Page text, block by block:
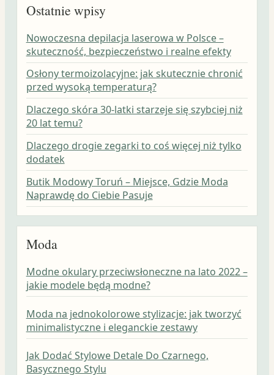
Ostatnie wpisy
Nowoczesna depilacja laserowa w Polsce –
skuteczność, bezpieczeństwo i realne efekty
Osłony termoizolacyjne: jak skutecznie chronić
przed wysoką temperaturą?
Dlaczego skóra 30-latki starzeje się szybciej niż
20 lat temu?
Dlaczego drogie zegarki to coś więcej niż tylko
dodatek
Butik Modowy Toruń – Miejsce, Gdzie Moda
Naprawdę do Ciebie Pasuje
Moda
Modne okulary przeciwsłoneczne na lato 2022 –
jakie modele będą modne?
Moda na jednokolorowe stylizacje: jak tworzyć
minimalistyczne i eleganckie zestawy
Jak Dodać Stylowe Detale Do Czarnego,
Basycznego Stylu